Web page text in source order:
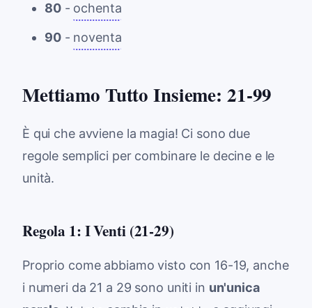
80- ochenta
90- noventa
Mettiamo Tutto Insieme: 21-99
È qui che avviene la magia! Ci sono due
regole semplici per combinare le decine e le
unità.
Regola 1: I Venti (21-29)
Proprio come abbiamo visto con 16-19, anche
i numeri da 21 a 29 sono uniti in un'unica